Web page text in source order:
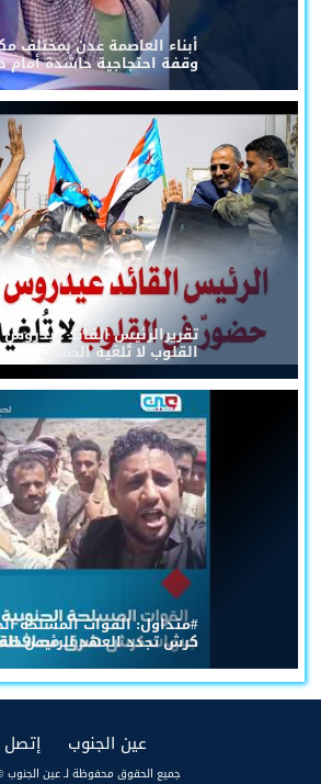
أبناء العاصمة عدن بمختلف
وقفة احتجاجية حاشدة أمام
تقريرالرئيس القائد عيدروس
القلوب لا تُلغيه الحملات
#متداول: القوات المسلحة
كرش تجدد العهد للرئيس
عين الجنوب إتصل
جميع الحقوق محفوظة لـ عين الجنوب ©